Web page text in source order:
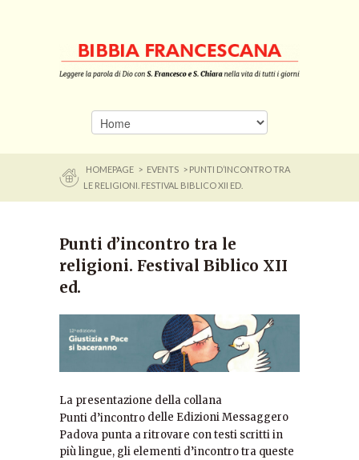
HOMEPAGE > EVENTS > PUNTI D’INCONTRO TRA
LE RELIGIONI. FESTIVAL BIBLICO XII ED.
Punti d’incontro tra le
religioni. Festival Biblico XII
ed.
La presentazione della collana
Punti d’incontro delle Edizioni Messaggero
Padova punta a ritrovare con testi scritti in
più lingue, gli elementi d’incontro tra queste